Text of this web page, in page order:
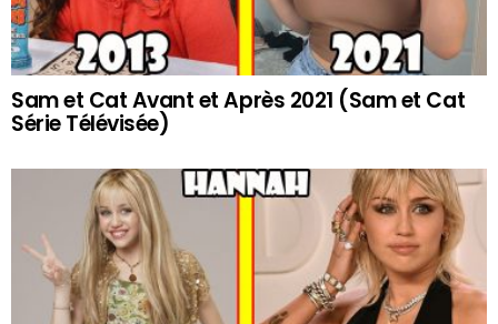
Sam et Cat Avant et Après 2021 (Sam et Cat
Série Télévisée)